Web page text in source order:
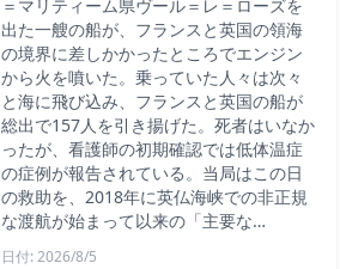
＝マリティーム県ヴール＝レ＝ローズを
出た一艘の船が、フランスと英国の領海
の境界に差しかかったところでエンジン
から火を噴いた。乗っていた人々は次々
と海に飛び込み、フランスと英国の船が
総出で157人を引き揚げた。死者はいなか
ったが、看護師の初期確認では低体温症
の症例が報告されている。当局はこの日
の救助を、2018年に英仏海峡での非正規
な渡航が始まって以来の「主要な…
日付: 2026/8/5